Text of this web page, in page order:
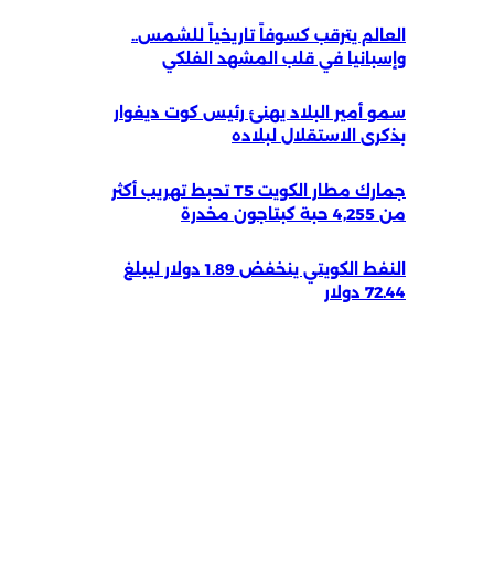
العالم يترقب كسوفاً تاريخياً للشمس..
وإسبانيا في قلب المشهد الفلكي
سمو أمير البلاد يهنئ رئيس كوت ديفوار
بذكرى الاستقلال لبلاده
جمارك مطار الكويت T5 تحبط تهريب أكثر
من 4,255 حبة كبتاجون مخدرة
النفط الكويتي ينخفض 1.89 دولار ليبلغ
72.44 دولار